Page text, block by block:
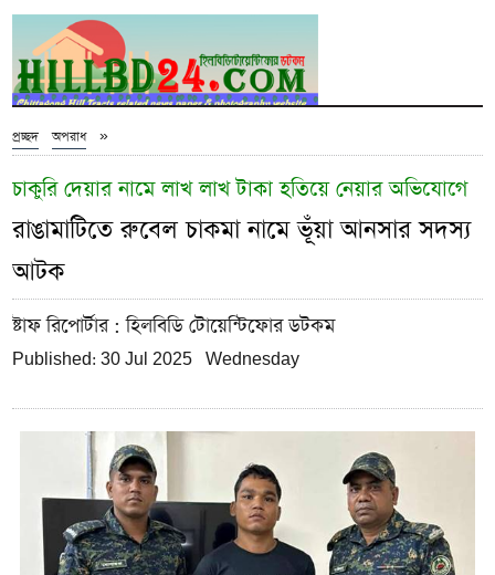
প্রচ্ছদ »
অপরাধ
চাকুরি দেয়ার নামে লাখ লাখ টাকা হতিয়ে নেয়ার অভিযোগে
রাঙামাটিতে রুবেল চাকমা নামে ভূঁয়া আনসার সদস্য
আটক
ষ্টাফ রিপোর্টার: হিলবিডি টোয়েন্টিফোর ডটকম
Published: 30 Jul 2025 Wednesday